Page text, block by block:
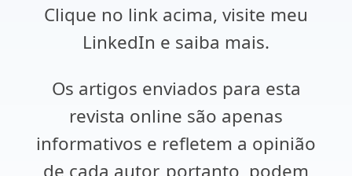
Clique no link acima, visite meu
LinkedIn e saiba mais.
Os artigos enviados para esta
revista online são apenas
informativos e refletem a opinião
de cada autor, portanto, podem